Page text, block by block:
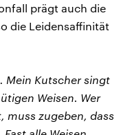
prägt auch die
die Leidensaffinität
Mein Kutscher singt
Weisen. Wer
muss zugeben, dass